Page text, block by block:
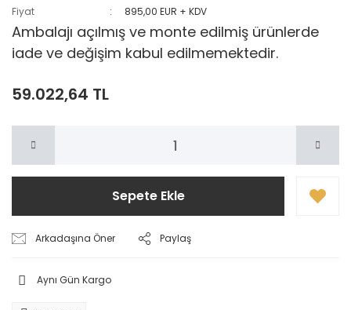
Fiyat
895,00 EUR + KDV
Ambalajı açılmış ve monte edilmiş ürünlerde
iade ve değişim kabul edilmemektedir.
59.022,64 TL
Sepete Ekle
Arkadaşına Öner Paylaş
Aynı Gün Kargo